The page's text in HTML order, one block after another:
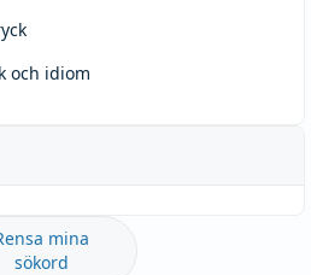
och idiom
mina
sökord